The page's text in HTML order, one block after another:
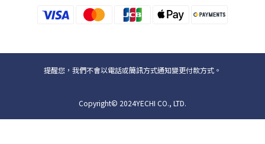
提醒您，我們不會以電話或簡訊方式通知變更付款方式。
Copyright© 2024YECHI CO., LTD.